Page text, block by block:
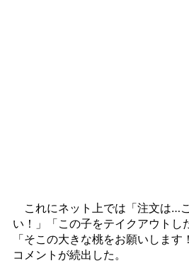
これにネット上では「注文は…
い！」「この子をテイクアウトし
「そこの大きな桃をお願いしま
コメントが続出した。